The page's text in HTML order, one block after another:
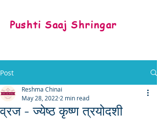
Pushti Saaj Shringar
Post
व्रज - ज्येष्ठ कृष्ण त्रयोदशी
Reshma Chinai
May 28, 2022 2 min read